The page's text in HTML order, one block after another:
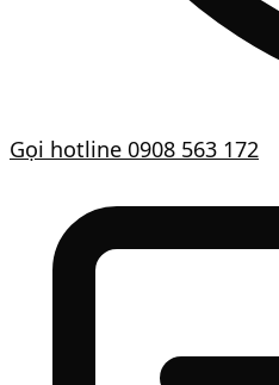
Gọi hotline 0908 563 172